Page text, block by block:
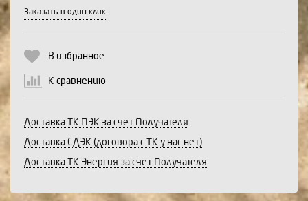
Выберите количество:
Заказать в один клик
В избранное
К сравнению
Доставка ТК ПЭК за счет Получателя
Доставка СДЭК (договора с ТК у нас нет)
Доставка ТК Энергия за счет Получателя